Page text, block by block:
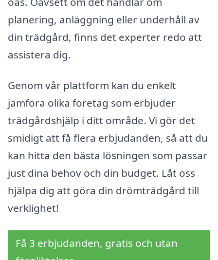
planering, anläggning eller underhåll av
din trädgård, finns det experter redo att
assistera dig.
Genom vår plattform kan du enkelt
jämföra olika företag som erbjuder
trädgårdshjälp i ditt område. Vi gör det
smidigt att få flera erbjudanden, så att du
kan hitta den bästa lösningen som passar
just dina behov och din budget. Låt oss
hjälpa dig att göra din drömträdgård till
verklighet!
Få 3 erbjudanden, gratis och utan